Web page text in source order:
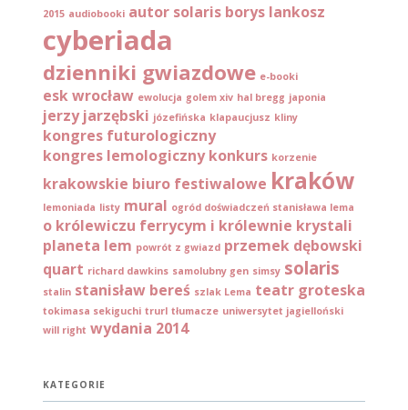
2015 audiobooki autor solaris borys lankosz
cyberiada
dzienniki gwiazdowe e-booki
esk wrocław ewolucja golem xiv hal bregg japonia
jerzy jarzębski józefińska klapaucjusz kliny
kongres futurologiczny
kongres lemologiczny konkurs korzenie
krakowskie biuro festiwalowe kraków
lemoniada listy mural ogród doświadczeń stanisława lema
o królewiczu ferrycym i królewnie krystali
planeta lem powrót z gwiazd przemek dębowski
quart richard dawkins samolubny gen simsy solaris
stalin stanisław bereś szlak Lema teatr groteska
tokimasa sekiguchi trurl tłumacze uniwersytet jagielloński
will right wydania 2014
KATEGORIE